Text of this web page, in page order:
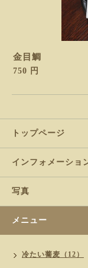
金目鯛
750 円
トップページ
インフォメーショ
写真
メニュー
冷たい蕎麦（12）